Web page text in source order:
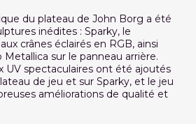
du plateau de John Borg a été
inédites : Sparky, le
crânes éclairés en RGB, ainsi
sur le panneau arrière.
UV spectaculaires ont été ajoutés
de jeu et sur Sparky, et le jeu
améliorations de qualité et